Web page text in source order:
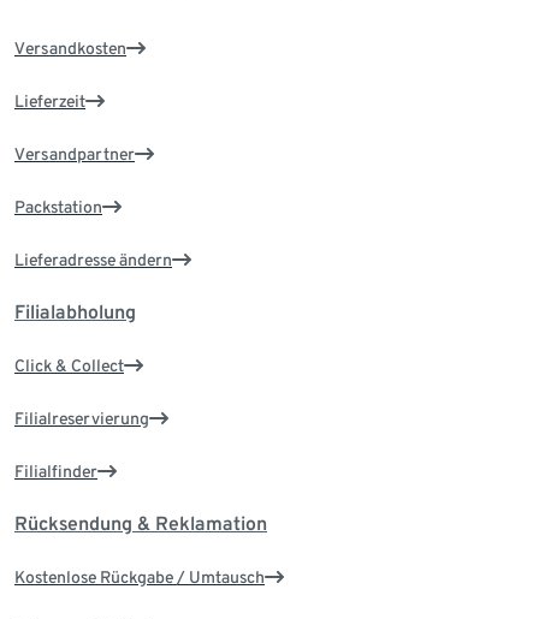
Versandkosten
Lieferzeit
Versandpartner
Packstation
Lieferadresse ändern
Filialabholung
Click & Collect
Filialreservierung
Filialfinder
Rücksendung & Reklamation
Kostenlose Rückgabe / Umtausch